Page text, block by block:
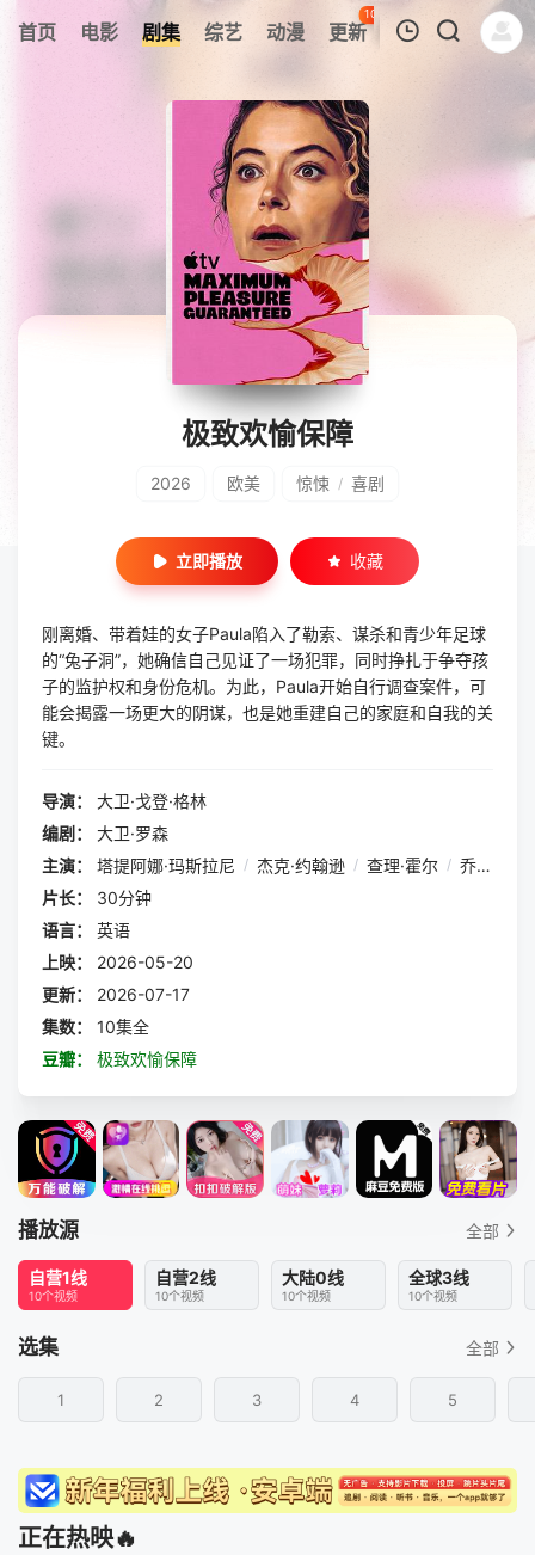
首页 电影 剧集 综艺 动漫 更新
102
热榜 APP
暂无观看影片的记录
极致欢愉保障
2026 欧美 惊悚 / 喜剧
立即播放 收藏
刚离婚、带着娃的女子Paula陷入了勒索、谋杀和青少年足球
的“兔子洞”，她确信自己见证了一场犯罪，同时挣扎于争夺孩
子的监护权和身份危机。为此，Paula开始自行调查案件，可
能会揭露一场更大的阴谋，也是她重建自己的家庭和自我的关
键。
导演：
大卫·戈登·格林
编剧：
大卫·罗森
主演：
塔提阿娜·玛斯拉尼 / 杰克·约翰逊 / 查理·霍尔 / 乔恩·迈克尔·希尔
片长：
30分钟
语言：
英语
上映：
2026-05-20
更新：
2026-07-17
集数：
10集全
豆瓣：
极致欢愉保障
播放源 全部
自营1线
10个视频
自营2线
10个视频
大陆0线
10个视频
全球3线
10个视频
选集 全部
1 2 3 4 5
正在热映🔥